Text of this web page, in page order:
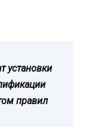
установки
правил